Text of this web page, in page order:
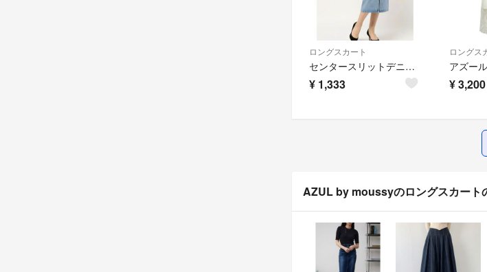
ロングスカート
センタースリットデニムスカート ライトブルー Azul by moussy
¥ 1,333
ロングス
¥3,200
AZUL by moussyのロングスカート